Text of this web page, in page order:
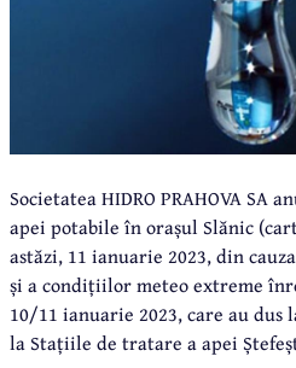
Societatea HIDRO PRAHOVA
apei potabile în orașul Slănic
astăzi, 11 ianuarie 2023, din
și a condițiilor meteo extreme
10/11 ianuarie 2023, care au
la Stațiile de tratare a apei